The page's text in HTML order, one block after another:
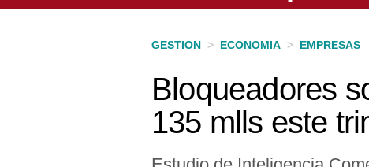
Perú
GESTION > ECONOMIA > EMPRESAS
Bloqueadores
135 mlls este